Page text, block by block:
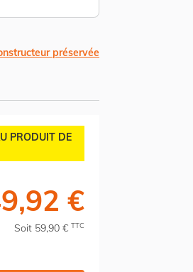
préservée
PRODUIT DE
€
Soit 59,90 € TTC